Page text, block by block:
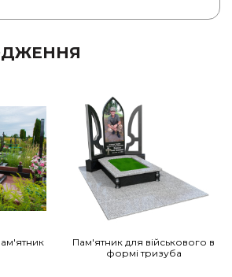
Пам'ятник для військового в
формі тризуба